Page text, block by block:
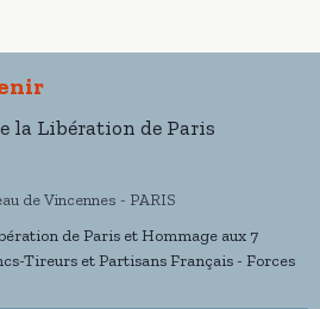
la Libération de Paris
de Vincennes - PARIS
de Paris et Hommage aux 7
Tireurs et Partisans Français - Forces